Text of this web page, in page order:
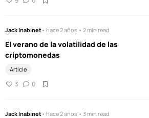
Jack Inabinet• hace 2 años • 2 min read
El verano de la volatilidad de las
criptomonedas
Article
3 0
Jack Inabinet• hace 2 años • 3 min read